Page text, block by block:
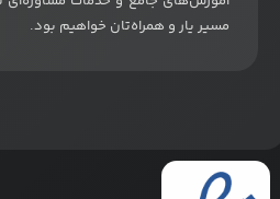
مسیر یار و همراه‌تان خواهیم بود.